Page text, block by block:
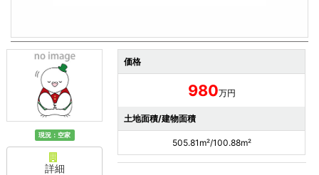
現況：空家
詳細
価格
980万円
土地面積/建物面積
505.81m²/100.88m²